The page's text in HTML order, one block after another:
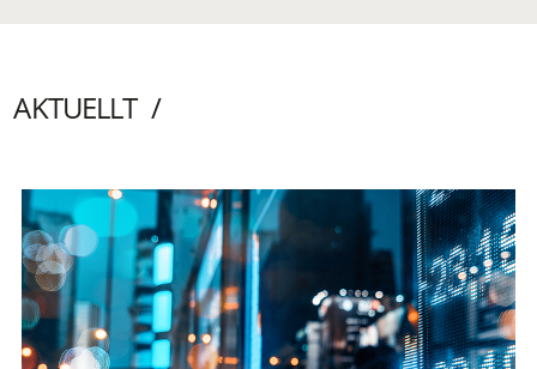
AKTUELLT